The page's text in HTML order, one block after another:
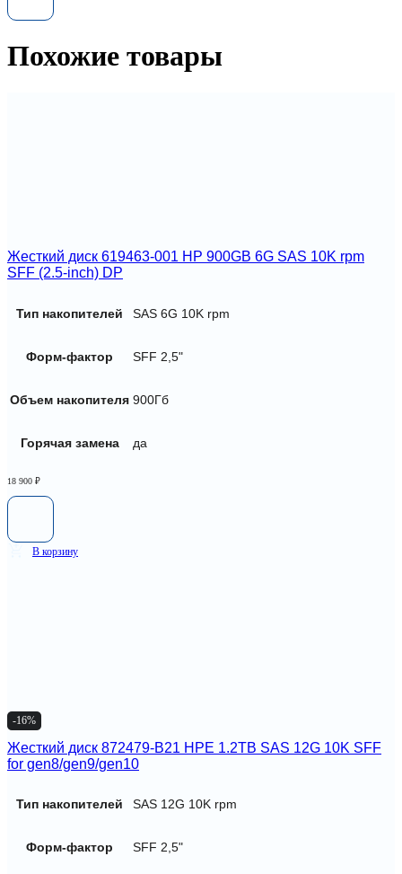
450GB
12G
15K
Похожие товары
Жесткий диск 619463-001 HP 900GB 6G SAS 10K rpm
SFF (2.5-inch) DP
Тип накопителей SAS 6G 10K rpm
Форм-фактор SFF 2,5"
Объем накопителя 900Гб
Горячая замена да
18 900 ₽
В корзину
-16%
Жесткий диск 872479-B21 HPE 1.2TB SAS 12G 10K SFF
for gen8/gen9/gen10
Тип накопителей SAS 12G 10K rpm
Форм-фактор SFF 2,5"